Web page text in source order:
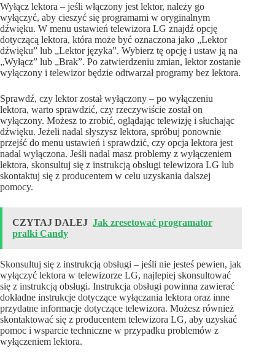
Wyłącz lektora – jeśli włączony jest lektor, należy go
wyłączyć, aby cieszyć się programami w oryginalnym
dźwięku. W menu ustawień telewizora LG znajdź opcję
dotyczącą lektora, która może być oznaczona jako „Lektor
dźwięku” lub „Lektor języka”. Wybierz tę opcję i ustaw ją na
„Wyłącz” lub „Brak”. Po zatwierdzeniu zmian, lektor zostanie
wyłączony i telewizor będzie odtwarzał programy bez lektora.
Sprawdź, czy lektor został wyłączony – po wyłączeniu
lektora, warto sprawdzić, czy rzeczywiście został on
wyłączony. Możesz to zrobić, oglądając telewizję i słuchając
dźwięku. Jeżeli nadal słyszysz lektora, spróbuj ponownie
przejść do menu ustawień i sprawdzić, czy opcja lektora jest
nadal wyłączona. Jeśli nadal masz problemy z wyłączeniem
lektora, skonsultuj się z instrukcją obsługi telewizora LG lub
skontaktuj się z producentem w celu uzyskania dalszej
pomocy.
CZYTAJ DALEJ Jak zresetować programator
pralki Candy
Skonsultuj się z instrukcją obsługi – jeśli nie jesteś pewien, jak
wyłączyć lektora w telewizorze LG, najlepiej skonsultować
się z instrukcją obsługi. Instrukcja obsługi powinna zawierać
dokładne instrukcje dotyczące wyłączania lektora oraz inne
przydatne informacje dotyczące telewizora. Możesz również
skontaktować się z producentem telewizora LG, aby uzyskać
pomoc i wsparcie techniczne w przypadku problemów z
wyłączeniem lektora.